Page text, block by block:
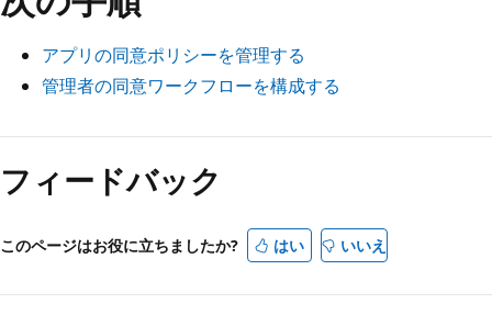
アプリの同意ポリシーを管理する
管理者の同意ワークフローを構成する
フィードバック
このページはお役に立ちましたか? はい いいえ